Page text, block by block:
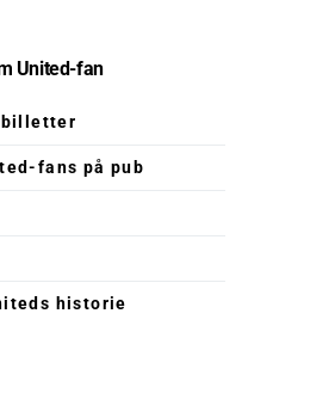
United-fan
fans på pub
historie